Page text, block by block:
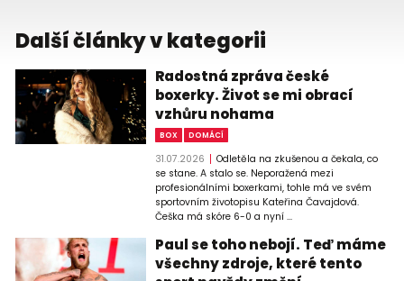
Další články v kategorii
Radostná zpráva české
boxerky. Život se mi obrací
vzhůru nohama
BOX DOMÁCÍ
31.07.2026
Odletěla na zkušenou a čekala, co
se stane. A stalo se. Neporažená mezi
profesionálními boxerkami, tohle má ve svém
sportovním životopisu Kateřina Čavajdová.
Češka má skóre 6-0 a nyní ...
Paul se toho nebojí. Teď máme
všechny zdroje, které tento